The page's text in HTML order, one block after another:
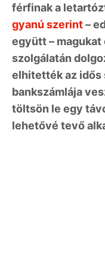
férfinak a
gyanú szerint–
együtt –
szolgálatán
elhitették az idős
bankszámlája
töltsön le egy
lehetővé tevő